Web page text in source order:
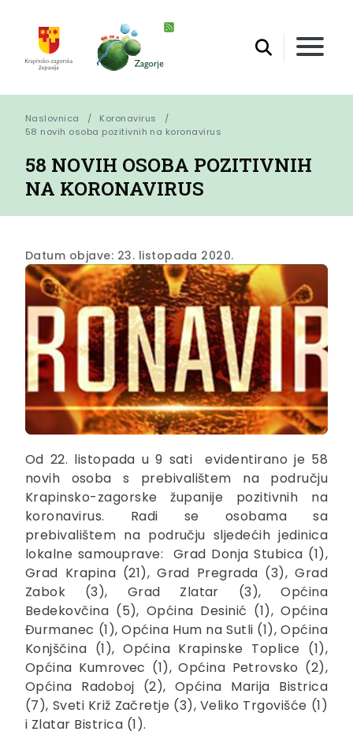
Naslovnica
Koronavirus
58 novih osoba pozitivnih na koronavirus
58 NOVIH OSOBA POZITIVNIH
NA KORONAVIRUS
Datum objave: 23. listopada 2020.
Od 22. listopada u 9 sati evidentirano je 58
novih osoba s prebivalištem na području
Krapinsko-zagorske županije pozitivnih na
koronavirus. Radi se osobama sa
prebivalištem na području sljedećih jedinica
lokalne samouprave: Grad Donja Stubica (1),
Grad Krapina (21), Grad Pregrada (3), Grad
Zabok (3), Grad Zlatar (3), Općina
Bedekovčina (5), Općina Desinić (1), Općina
Đurmanec (1), Općina Hum na Sutli (1), Općina
Konjščina (1), Općina Krapinske Toplice (1),
Općina Kumrovec (1), Općina Petrovsko (2),
Općina Radoboj (2), Općina Marija Bistrica
(7), Sveti Križ Začretje (3), Veliko Trgovišće (1)
i Zlatar Bistrica (1).